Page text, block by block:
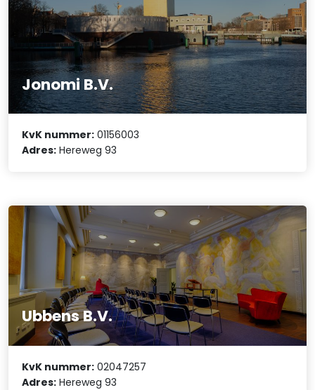
Jonomi B.V.
KvK nummer: 01156003
Adres: Hereweg 93
Ubbens B.V.
KvK nummer: 02047257
Adres: Hereweg 93